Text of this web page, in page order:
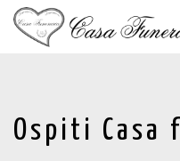
Ospiti Casa